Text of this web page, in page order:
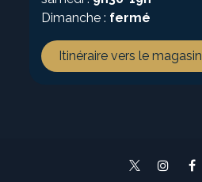
Dimanche : fermé
Itinéraire vers le magasin